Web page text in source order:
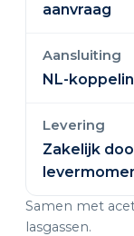
aanvraag
Aansluiting
NL-
Levering
Zakelijk
Samen met
lasgassen.